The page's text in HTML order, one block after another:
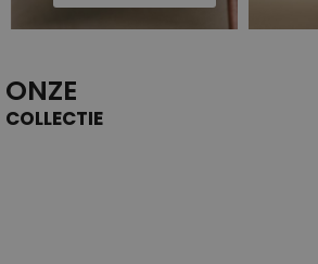
ONZE
COLLECTIE